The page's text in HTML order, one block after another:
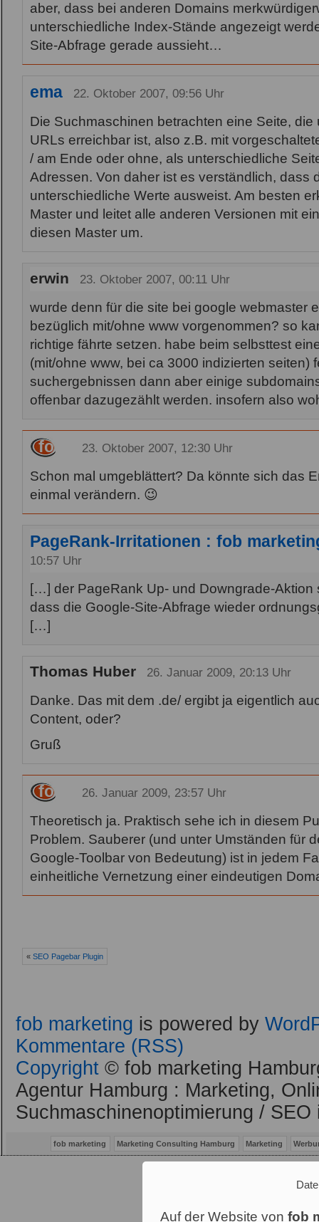
aber, dass bei anderen Domains
unterschiedliche Index-Stände angezeigt
Site-Abfrage gerade aussieht…
ema 22. Oktober 2007, 09:56 Uhr
Die Suchmaschinen betrachten eine Seite, die
URLs erreichbar ist, also z.B. mit
/ am Ende oder ohne, als unterschiedliche
Adressen. Von daher ist es verständlich, dass
unterschiedliche Werte ausweist. Am besten
Master und leitet alle anderen Versionen mit
diesen Master um.
erwin 23. Oktober 2007, 00:11 Uhr
wurde denn für die site bei google webmaster
bezüglich mit/ohne www vorgenommen? so
richtige fährte setzen. habe beim selbsttest
(mit/ohne www, bei ca 3000 indizierten seiten)
suchergebnissen dann aber einige
offenbar dazugezählt werden. insofern also
fob 23. Oktober 2007, 12:30 Uhr
Schon mal umgeblättert? Da könnte sich das
einmal verändern. 😉
PageRank-Irritationen : fob
10:57 Uhr
[…] der PageRank Up- und Downgrade-Aktion
dass die Google-Site-Abfrage wieder
[…]
Thomas Huber 26. Januar 2009, 20:13 Uhr
Danke. Das mit dem .de/ ergibt ja eigentlich
Content, oder?
Gruß
fob 26. Januar 2009, 23:57 Uhr
Theoretisch ja. Praktisch sehe ich in diesem
Problem. Sauberer (und unter Umständen für
Google-Toolbar von Bedeutung) ist in jedem
einheitliche Vernetzung einer eindeutigen
« SEO Pagebar Plugin
fob marketing is powered by
Kommentare (RSS)
Copyright © fob marketing
Agentur Hamburg : Marketing,
Suchmaschinenoptimierung / SEO
fob marketing Marketing Consulting Hamburg Marketing
Auf der Website von fob